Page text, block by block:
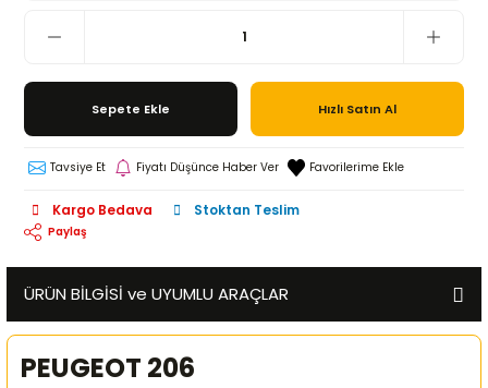
Sepete Ekle Hızlı Satın Al
Tavsiye Et Fiyatı Düşünce Haber Ver
Kargo Bedava Stoktan Teslim
Paylaş
ÜRÜN BİLGİSİ ve UYUMLU ARAÇLAR
PEUGEOT 206